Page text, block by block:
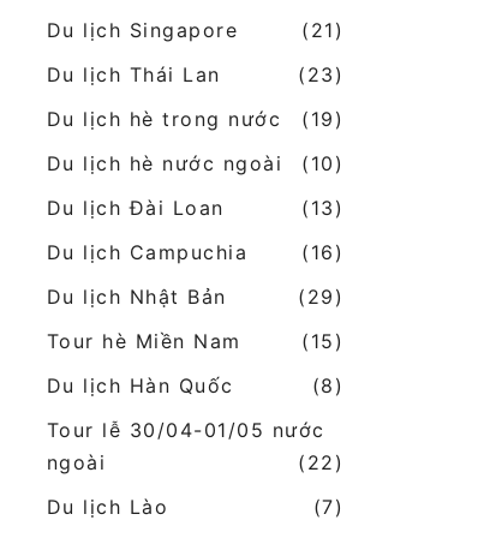
Du lịch Singapore
(21)
Du lịch Thái Lan
(23)
Du lịch hè trong nước
(19)
Du lịch hè nước ngoài
(10)
Du lịch Đài Loan
(13)
Du lịch Campuchia
(16)
Du lịch Nhật Bản
(29)
Tour hè Miền Nam
(15)
Du lịch Hàn Quốc
(8)
Tour lễ 30/04-01/05 nước
ngoài
(22)
Du lịch Lào
(7)